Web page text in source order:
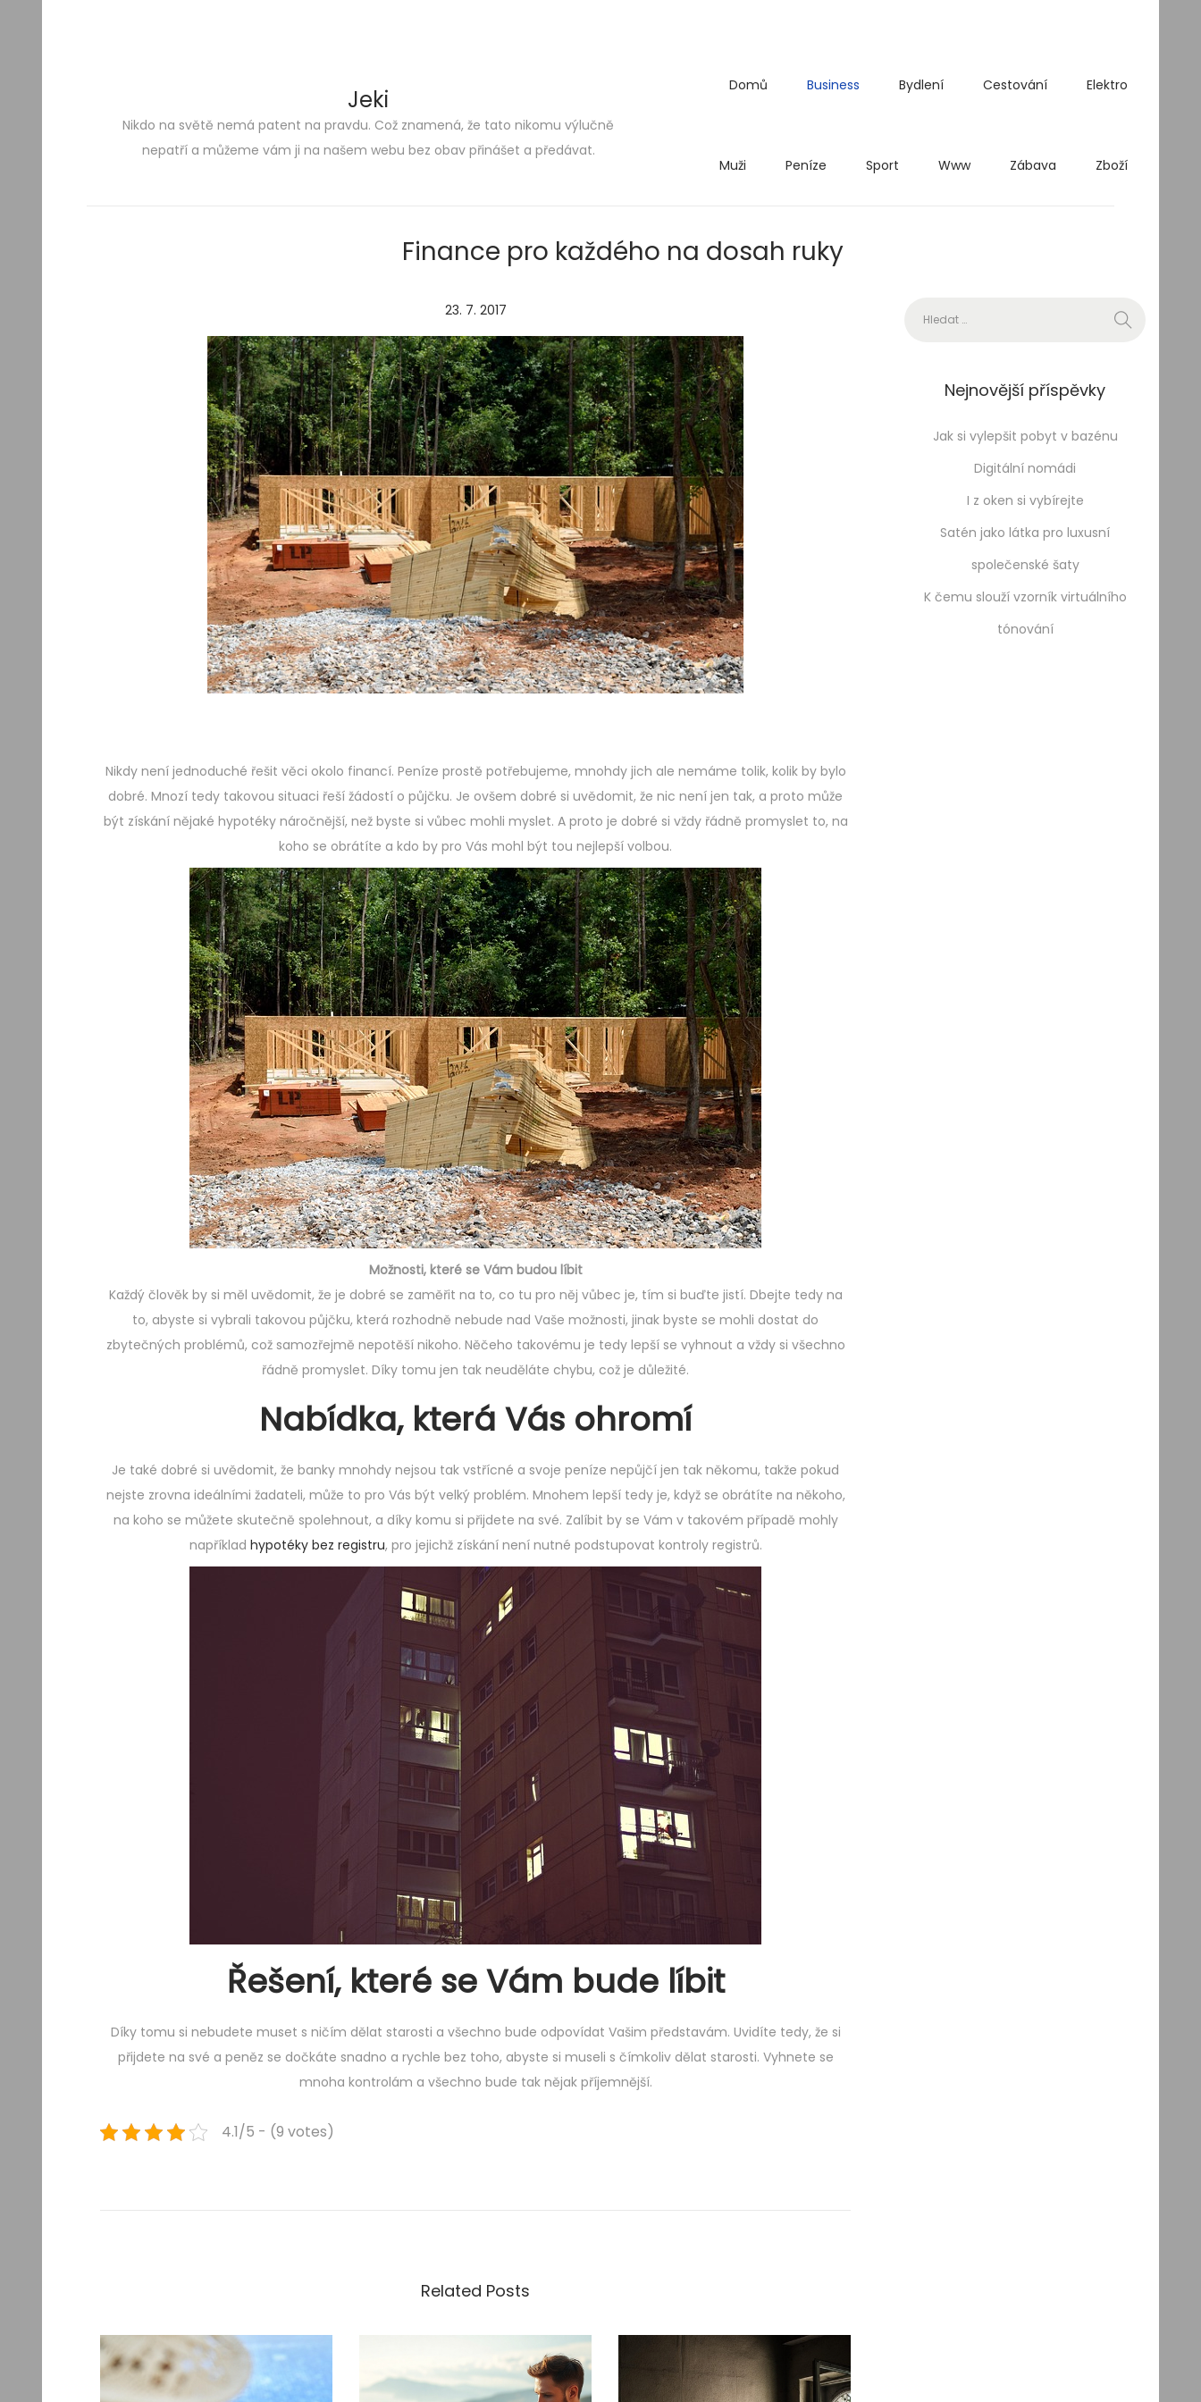
Jeki
Nikdo na světě nemá patent na pravdu. Což znamená, že tato nikomu výlučně
nepatří a můžeme vám ji na našem webu bez obav přinášet a předávat.
Domů Business Bydlení Cestování Elektro
Muži Peníze Sport Www Zábava Zboží
Finance pro každého na dosah ruky
P
o
s
t
e
d
o
n
23. 7. 2017
.
5
.
2
0
2
3
Nikdy není jednoduché řešit věci okolo financí. Peníze prostě potřebujeme, mnohdy jich ale nemáme tolik, kolik by bylo
dobré. Mnozí tedy takovou situaci řeší žádostí o půjčku. Je ovšem dobré si uvědomit, že nic není jen tak, a proto může
být získání nějaké hypotéky náročnější, než byste si vůbec mohli myslet. A proto je dobré si vždy řádně promyslet to, na
koho se obrátíte a kdo by pro Vás mohl být tou nejlepší volbou.
Možnosti, které se Vám budou líbit
Každý člověk by si měl uvědomit, že je dobré se zaměřit na to, co tu pro něj vůbec je, tím si buďte jistí. Dbejte tedy na
to, abyste si vybrali takovou půjčku, která rozhodně nebude nad Vaše možnosti, jinak byste se mohli dostat do
zbytečných problémů, což samozřejmě nepotěší nikoho. Něčeho takovému je tedy lepší se vyhnout a vždy si všechno
řádně promyslet. Díky tomu jen tak neuděláte chybu, což je důležité.
Nabídka, která Vás ohromí
Je také dobré si uvědomit, že banky mnohdy nejsou tak vstřícné a svoje peníze nepůjčí jen tak někomu, takže pokud
nejste zrovna ideálními žadateli, může to pro Vás být velký problém. Mnohem lepší tedy je, když se obrátíte na někoho,
na koho se můžete skutečně spolehnout, a díky komu si přijdete na své. Zalíbit by se Vám v takovém případě mohly
například hypotéky bez registru, pro jejichž získání není nutné podstupovat kontroly registrů.
Řešení, které se Vám bude líbit
Díky tomu si nebudete muset s ničím dělat starosti a všechno bude odpovídat Vašim představám. Uvidíte tedy, že si
přijdete na své a peněz se dočkáte snadno a rychle bez toho, abyste si museli s čímkoliv dělat starosti. Vyhnete se
mnoha kontrolám a všechno bude tak nějak příjemnější.
4.1/5 - (9 votes)
e
ř
Related Posts
Nejnovější příspěvky
Jak si vylepšit pobyt v bazénu
Digitální nomádi
I z oken si vybírejte
Satén jako látka pro luxusní
společenské šaty
K čemu slouží vzorník virtuálního
tónování